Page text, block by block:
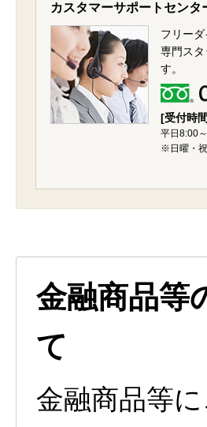
カスタマーサポートセン
フリーダ
専門ス
す。
[受付時
平日8:00
※日曜・
金融商品等
て
金融商品等